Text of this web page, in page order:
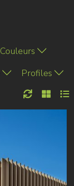
Couleurs
Profiles